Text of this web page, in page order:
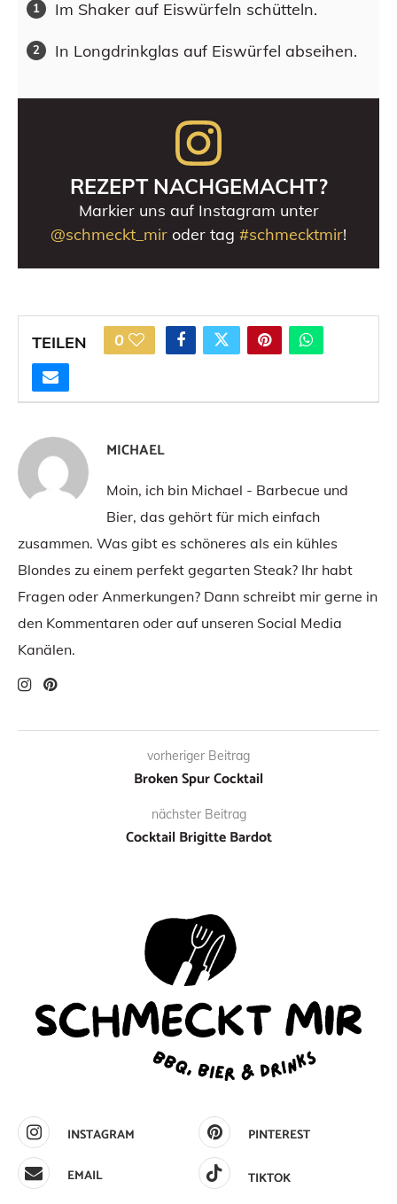
Im Shaker auf Eiswürfeln schütteln.
In Longdrinkglas auf Eiswürfel abseihen.
REZEPT NACHGEMACHT?
Markier uns auf Instagram unter
@schmeckt_mir oder tag #schmecktmir!
TEILEN 0
MICHAEL
Moin, ich bin Michael - Barbecue und
Bier, das gehört für mich einfach
zusammen. Was gibt es schöneres als ein kühles
Blondes zu einem perfekt gegarten Steak? Ihr habt
Fragen oder Anmerkungen? Dann schreibt mir gerne in
den Kommentaren oder auf unseren Social Media
Kanälen.
vorheriger Beitrag
Broken Spur Cocktail
nächster Beitrag
Cocktail Brigitte Bardot
INSTAGRAM
PINTEREST
EMAIL
TIKTOK